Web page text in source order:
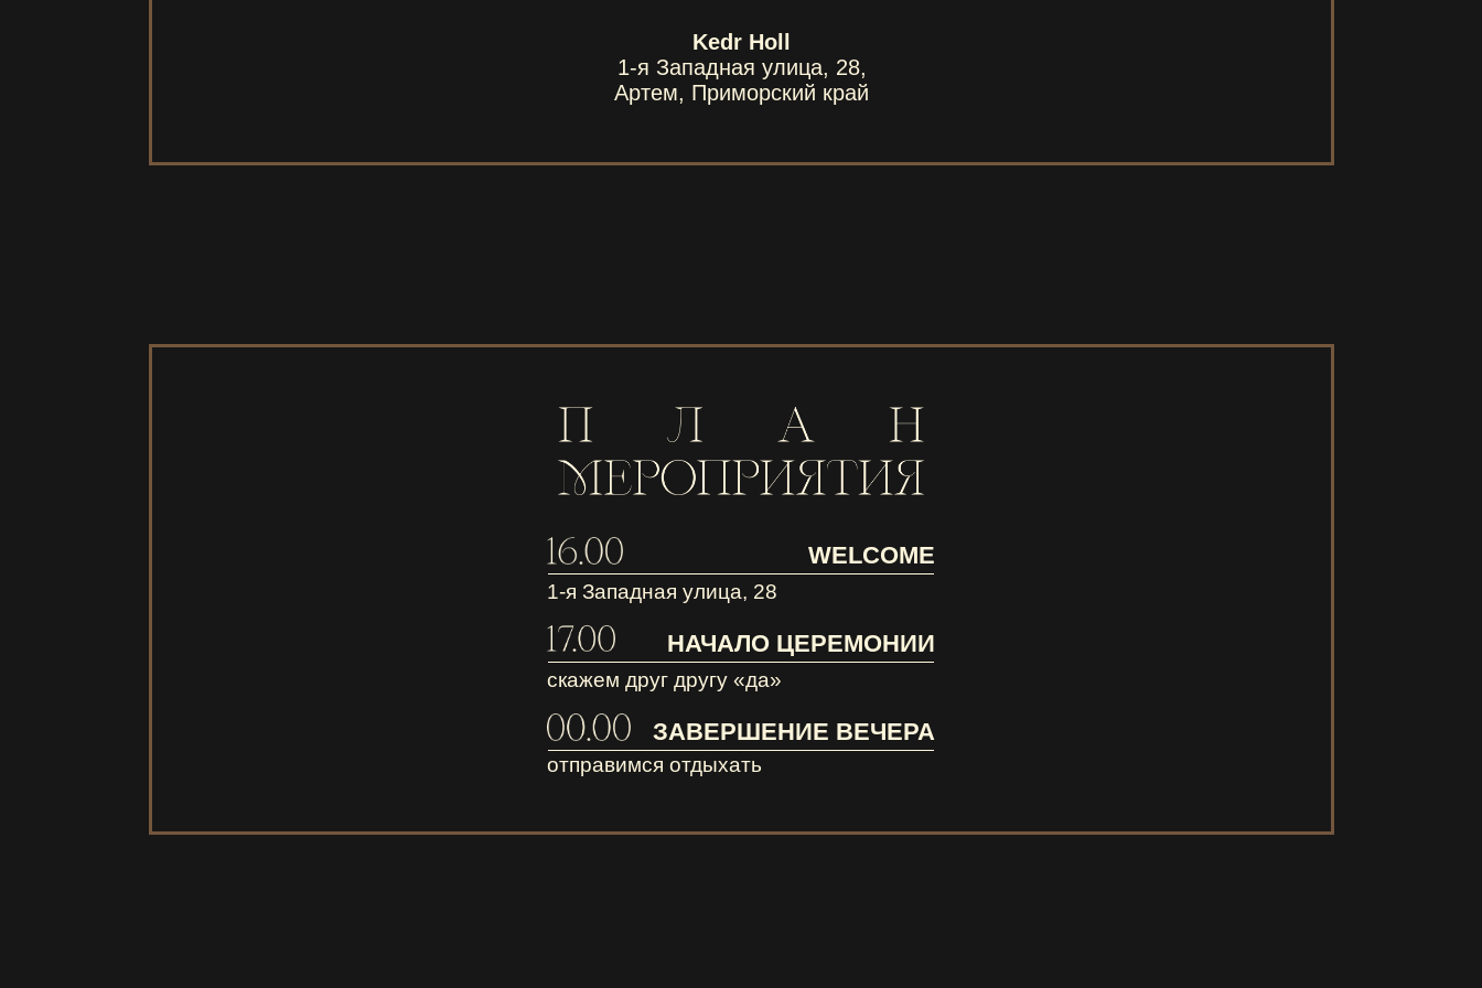
Kedr Holl
1-я Западная улица, 28,
Артем, Приморский край
ЗАВЕРШЕНИЕ ВЕЧЕРА
НАЧАЛО ЦЕРЕМОНИИ
WELCOME
отправимся отдыхать
скажем друг другу «да»
1-я Западная улица, 28